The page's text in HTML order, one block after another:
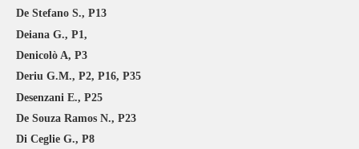
De Stefano S., P13
Deiana G., P1,
Denicolò A, P3
Deriu G.M., P2, P16, P35
Desenzani E., P25
De Souza Ramos N., P23
Di Ceglie G., P8